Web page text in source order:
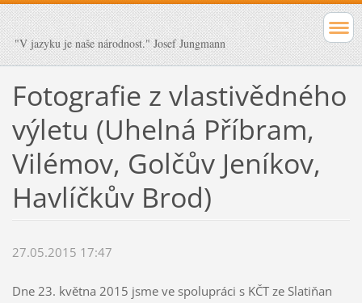
"V jazyku je naše národnost." Josef Jungmann
Fotografie z vlastivědného
výletu (Uhelná Příbram,
Vilémov, Golčův Jeníkov,
Havlíčkův Brod)
27.05.2015 17:47
Dne 23. května 2015 jsme ve spolupráci s KČT ze Slatiňan